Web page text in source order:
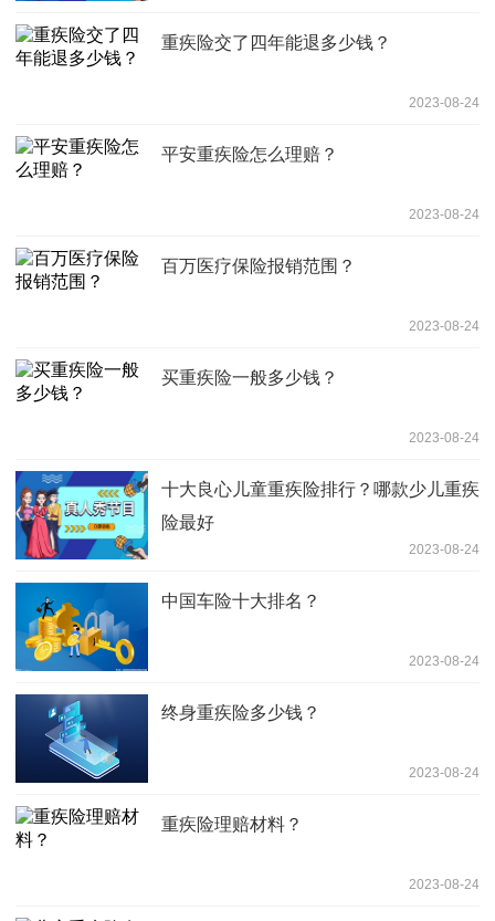
重疾险交了四年能退多少钱？
2023-08-24
平安重疾险怎么理赔？
2023-08-24
百万医疗保险报销范围？
2023-08-24
买重疾险一般多少钱？
2023-08-24
十大良心儿童重疾险排行？哪款少儿重疾
险最好
2023-08-24
中国车险十大排名？
2023-08-24
终身重疾险多少钱？
2023-08-24
重疾险理赔材料？
2023-08-24